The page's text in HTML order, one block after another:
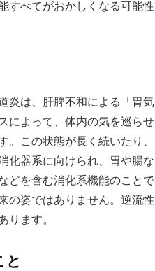
すべてがおかしくなる可能性
炎は、肝脾不和による「胃気
によって、体内の気を巡らせ
この状態が長く続いたり、
化器系に向けられ、胃や腸な
どを含む消化系機能のことで
の姿ではありません。逆流性
ます。
と